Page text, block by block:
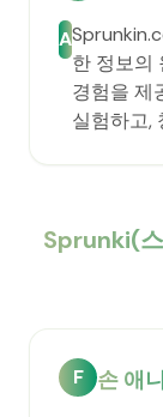
A
한 정보의
경험을 제
실험하고,
Sprunki(
F 손 애